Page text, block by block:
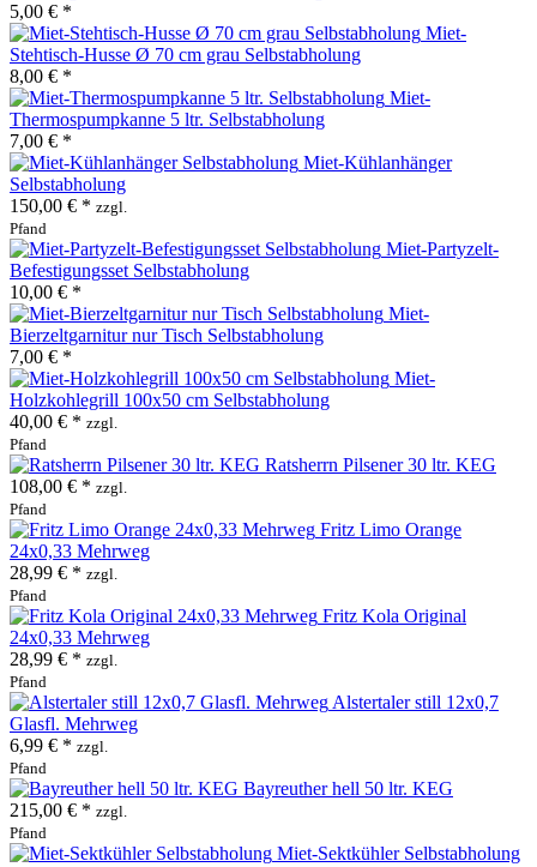
5,00 € *
Miet-
Stehtisch-Husse Ø 70 cm grau Selbstabholung
8,00 € *
Miet-
Thermospumpkanne 5 ltr. Selbstabholung
7,00 € *
Miet-Kühlanhänger
Selbstabholung
150,00 € * zzgl.
Pfand
Miet-Partyzelt-
Befestigungsset Selbstabholung
10,00 € *
Miet-
Bierzeltgarnitur nur Tisch Selbstabholung
7,00 € *
Miet-
Holzkohlegrill 100x50 cm Selbstabholung
40,00 € * zzgl.
Pfand
Ratsherrn Pilsener 30 ltr. KEG
108,00 € * zzgl.
Pfand
Fritz Limo Orange
24x0,33 Mehrweg
28,99 € * zzgl.
Pfand
Fritz Kola Original
24x0,33 Mehrweg
28,99 € * zzgl.
Pfand
Alstertaler still 12x0,7
Glasfl. Mehrweg
6,99 € * zzgl.
Pfand
Bayreuther hell 50 ltr. KEG
215,00 € * zzgl.
Pfand
Miet-Sektkühler Selbstabholung